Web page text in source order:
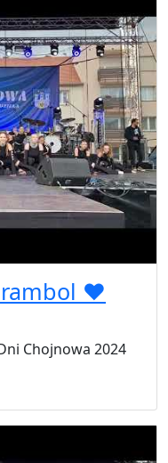
❤️
Chojnowa 2024